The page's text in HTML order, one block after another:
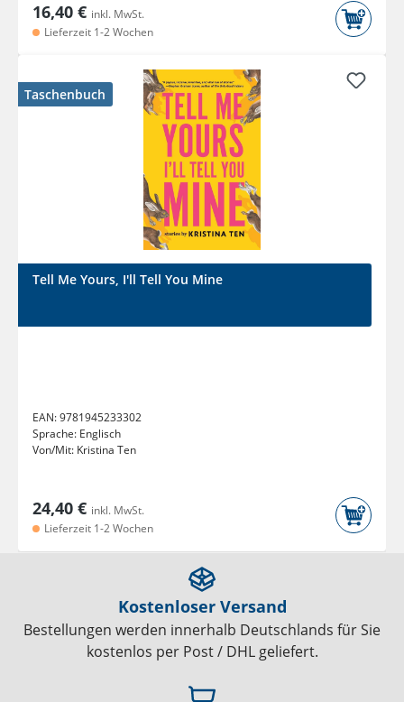
16,40 € inkl. MwSt.
Lieferzeit 1-2 Wochen
Taschenbuch
Tell Me Yours, I'll Tell You Mine
EAN:9781945233302
Sprache: Englisch
Von/Mit: Kristina Ten
24,40 € inkl. MwSt.
Lieferzeit 1-2 Wochen
Kostenloser Versand
Bestellungen werden innerhalb Deutschlands für Sie
kostenlos per Post / DHL geliefert.